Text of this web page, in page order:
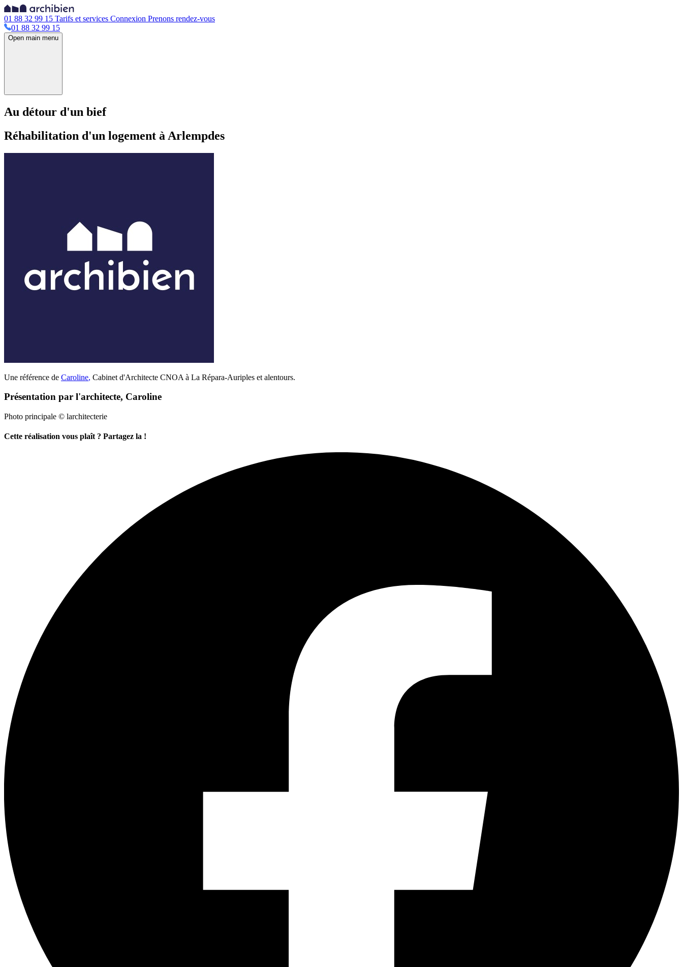
01 88 32 99 15 Tarifs et services Connexion Prenons rendez-vous
01 88 32 99 15
Open main menu
Au détour d'un bief
Réhabilitation d'un logement à Arlempdes
Une référence de Caroline, Cabinet d'Architecte CNOA à La Répara-Auriples et alentours.
Présentation par l'architecte, Caroline
Photo principale © larchitecterie
Cette réalisation vous plaît ? Partagez la !